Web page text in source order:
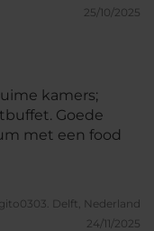
25/10/2025
kamers;
Goede
met een food
Delft, Nederland
24/11/2025